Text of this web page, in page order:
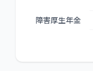
障害厚生年金